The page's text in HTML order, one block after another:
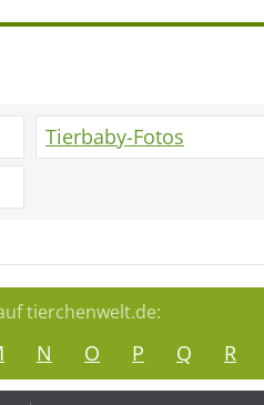
Tierbaby-Fotos
tierchenwelt.de:
N O P Q R